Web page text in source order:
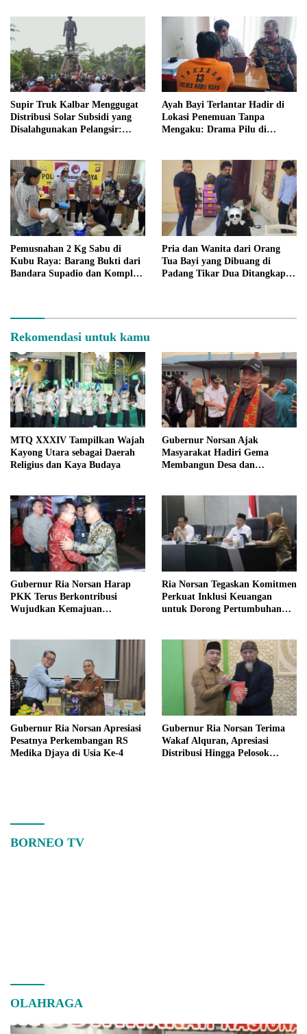
Supir Truk Kalbar Menggugat
Distribusi Solar Subsidi yang
Disalahgunakan Pelangsir:
Ayah Bayi Terlantar Hadir di
Lokasi Penemuan Tanpa
Mengaku: Drama Pilu di
Pemusnahan 2 Kg Sabu di
Kubu Raya: Barang Bukti dari
Bandara Supadio dan Komplek
Pria dan Wanita dari Orang
Tua Bayi yang Dibuang di
Padang Tikar Dua Ditangkap:
Rekomendasi untuk kamu
MTQ XXXIV Tampilkan Wajah
Kayong Utara sebagai Daerah
Religius dan Kaya Budaya
Gubernur Norsan Ajak
Masyarakat Hadiri Gema
Membangun Desa dan
Gubernur Ria Norsan Harap
PKK Terus Berkontribusi
Wujudkan Kemajuan
Ria Norsan Tegaskan Komitmen
Perkuat Inklusi Keuangan
untuk Dorong Pertumbuhan
Gubernur Ria Norsan Apresiasi
Pesatnya Perkembangan RS
Medika Djaya di Usia Ke-4
Gubernur Ria Norsan Terima
Wakaf Alquran, Apresiasi
Distribusi Hingga Pelosok
BORNEO TV
OLAHRAGA